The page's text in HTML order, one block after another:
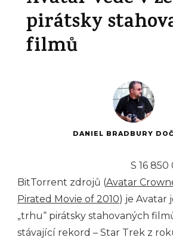
pirátsky
filmů
DANIEL BRADBURY
S 16
BitTorrent zdrojů (Avatar
Pirated Movie of 2010) je Avatar
„trhu“ pirátsky stahovaných
stávající rekord – Star Trek z